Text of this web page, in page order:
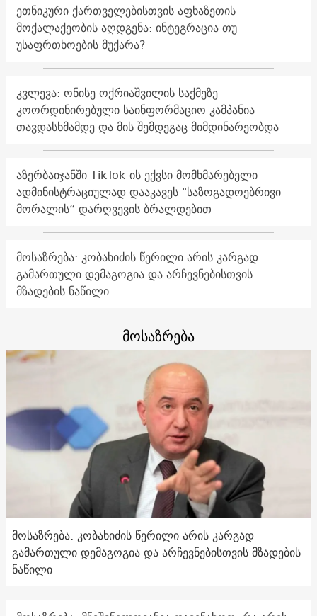
ეთნიკური ქართველებისთვის აფხაზეთის
მოქალაქეობის აღდგენა: ინტეგრაცია თუ
უსაფრთხოების მუქარა?
კვლევა: ონისე ოქრიაშვილის საქმეზე
კოორდინირებული საინფორმაციო კამპანია
თავდასხმამდე და მის შემდეგაც მიმდინარეობდა
აზერბაიჯანში TikTok-ის ექვსი მომხმარებელი
ადმინისტრაციულად დააკავეს "საზოგადოებრივი
მორალის“ დარღვევის ბრალდებით
მოსაზრება: კობახიძის წერილი არის კარგად
გამართული დემაგოგია და არჩევნებისთვის
მზადების ნაწილი
მოსაზრება
მოსაზრება: კობახიძის წერილი არის კარგად
გამართული დემაგოგია და არჩევნებისთვის მზადების
ნაწილი